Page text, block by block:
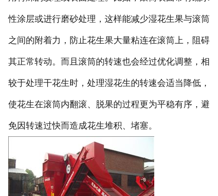
性涂层或进行磨砂处理，这样能减少湿花生果与滚筒
之间的附着力，防止花生果大量粘连在滚筒上，阻碍
其正常转动。而且滚筒的转速也会经过优化调整，相
较于处理干花生时，处理湿花生的转速会适当降低，
使花生在滚筒内翻滚、脱果的过程更为平稳有序，避
免因转速过快而造成花生堆积、堵塞。